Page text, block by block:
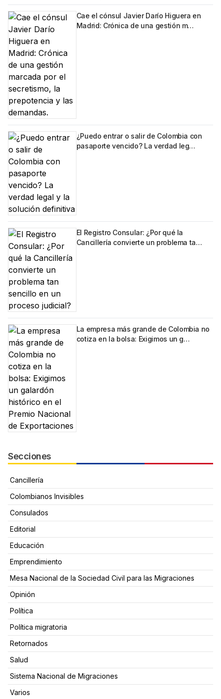
Cae el cónsul Javier Darío Higuera en
Madrid: Crónica de una gestión m…
¿Puedo entrar o salir de Colombia con
pasaporte vencido? La verdad leg…
El Registro Consular: ¿Por qué la
Cancillería convierte un problema ta…
La empresa más grande de Colombia no
cotiza en la bolsa: Exigimos un g…
Secciones
Cancillería
Colombianos Invisibles
Consulados
Editorial
Educación
Emprendimiento
Mesa Nacional de la Sociedad Civil para las Migraciones
Opinión
Política
Política migratoria
Retornados
Salud
Sistema Nacional de Migraciones
Varios